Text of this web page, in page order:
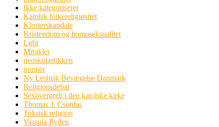
Ikke kategoriseret
Katolsk folkereligiøsitet
Klosterskandale
Kristendom og homoseksualitet
Lgbt
Mirakler
neoskolastikken
nonner
Ny Lesbisk Bevægelse Danmark
Religionsdebat
Sexovergreb i den katolske kirke
Thomas J. Csordas
Toksisk religion
Vassula Ryden